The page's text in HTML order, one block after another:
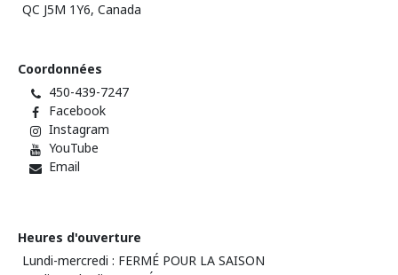
QC J5M 1Y6, Canada
Coordonnées
450-439-7247
Facebook
Instagram
YouTube
Email
Heures d'ouverture
Lundi-mercredi : FERMÉ POUR LA SAISON